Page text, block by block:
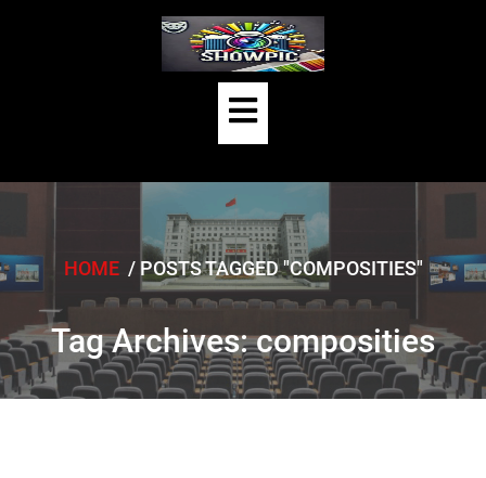
Open
Button
HOME/ POSTS TAGGED "COMPOSITIES"
Tag Archives: composities